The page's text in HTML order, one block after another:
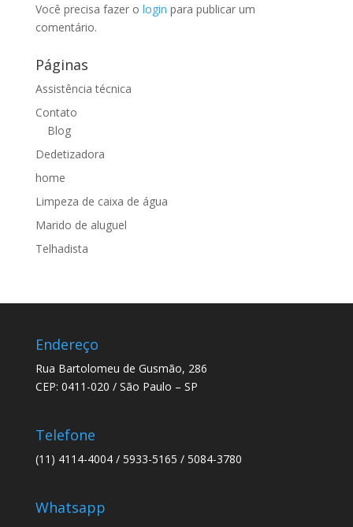
Você precisa fazer o login para publicar um
comentário.
Páginas
Assistência técnica
Contato
Blog
Dedetizadora
home
Limpeza de caixa de água
Marido de aluguel
Telhadista
Endereço
Rua Bartolomeu de Gusmão, 286
CEP: 0411-020 / São Paulo – SP
Telefone
(11) 4114-4004 / 5933-5165 / 5084-3780
Whatsapp